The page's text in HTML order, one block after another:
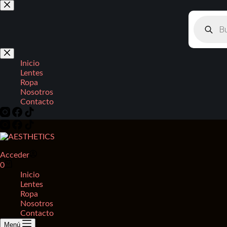
Saltar
Inicio
Lentes
Ropa
Nosotros
Contacto
Acceder
Carro
compra
0
Inicio
Lentes
Ropa
Nosotros
Contacto
Menú